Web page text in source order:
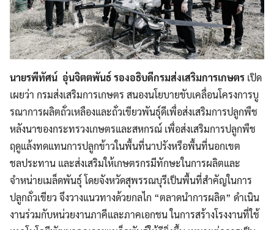
นายรพีทัศน์ อุ่นจิตตพันธ์ รองอธิบดีกรมส่งเสริมการเกษตร เปิด
เผยว่า กรมส่งเสริมการเกษตร สนองนโยบายขับเคลื่อนโครงการบู
รณาการผลิตถั่วเหลืองและถั่วเขียวพันธุ์ดีเพื่อส่งเสริมการปลูกพืช
หลังนาของกระทรวงเกษตรและสหกรณ์ เพื่อส่งเสริมการปลูกพืช
ฤดูแล้งทดแทนการปลูกข้าวในพื้นที่นาปรังหรือพื้นที่นอกเขต
ชลประทาน และส่งเสริมให้เกษตรกรมีทักษะในการผลิตและ
จำหน่ายเมล็ดพันธุ์ โดยจังหวัดสุพรรณบุรีเป็นพื้นที่สำคัญในการ
ปลูกถั่วเขียว จึงวางแนวทางด้วยกลไก “ตลาดนำการผลิต” ดำเนิน
งานร่วมกับหน่วยงานภาคีและภาคเอกชน ในการสร้างโรงงานที่ใช้